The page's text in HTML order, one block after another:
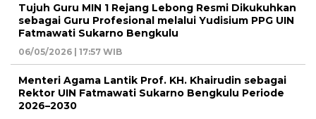
Tujuh Guru MIN 1 Rejang Lebong Resmi Dikukuhkan
sebagai Guru Profesional melalui Yudisium PPG UIN
Fatmawati Sukarno Bengkulu
06/05/2026 | 17:57 WIB
Menteri Agama Lantik Prof. KH. Khairudin sebagai
Rektor UIN Fatmawati Sukarno Bengkulu Periode
2026–2030